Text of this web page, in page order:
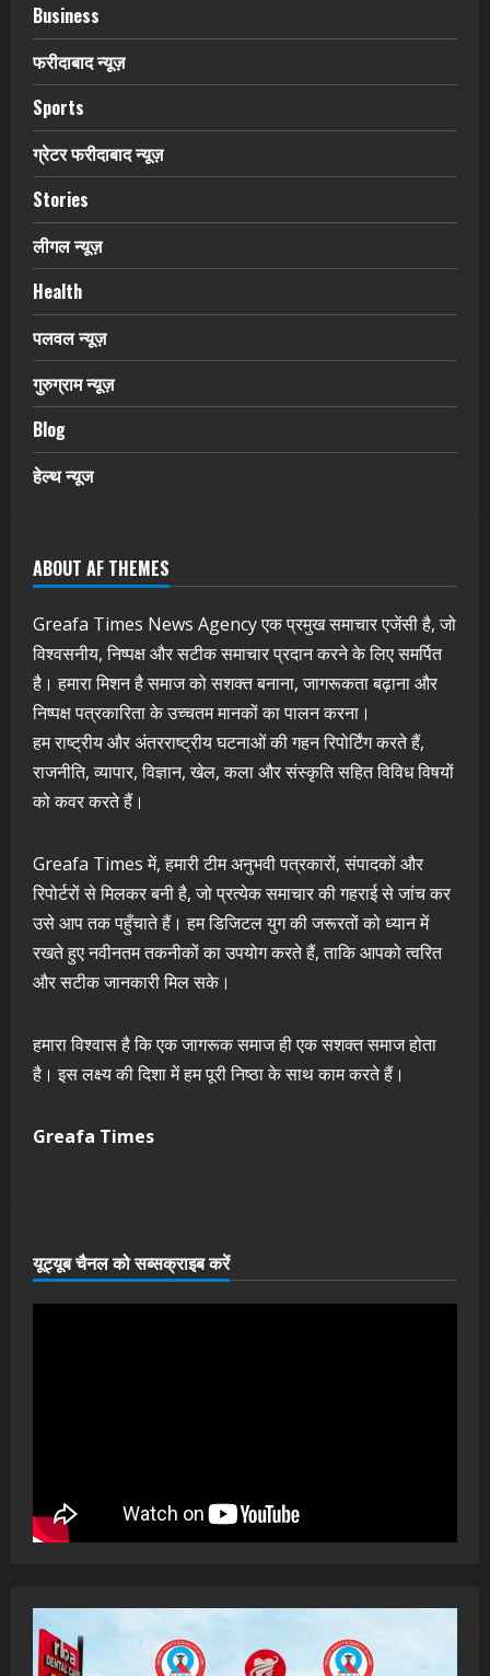
Business
फरीदाबाद न्यूज़
Sports
ग्रेटर फरीदाबाद न्यूज़
Stories
लीगल न्यूज़
Health
पलवल न्यूज़
गुरुग्राम न्यूज़
Blog
हेल्थ न्यूज
ABOUT AF THEMES
Greafa Times News Agency एक प्रमुख समाचार एजेंसी है, जो
विश्वसनीय, निष्पक्ष और सटीक समाचार प्रदान करने के लिए समर्पित
है। हमारा मिशन है समाज को सशक्त बनाना, जागरूकता बढ़ाना और
निष्पक्ष पत्रकारिता के उच्चतम मानकों का पालन करना।
हम राष्ट्रीय और अंतरराष्ट्रीय घटनाओं की गहन रिपोर्टिंग करते हैं,
राजनीति, व्यापार, विज्ञान, खेल, कला और संस्कृति सहित विविध विषयों
को कवर करते हैं।
Greafa Times में, हमारी टीम अनुभवी पत्रकारों, संपादकों और
रिपोर्टरों से मिलकर बनी है, जो प्रत्येक समाचार की गहराई से जांच कर
उसे आप तक पहुँचाते हैं। हम डिजिटल युग की जरूरतों को ध्यान में
रखते हुए नवीनतम तकनीकों का उपयोग करते हैं, ताकि आपको त्वरित
और सटीक जानकारी मिल सके।
हमारा विश्वास है कि एक जागरूक समाज ही एक सशक्त समाज होता
है। इस लक्ष्य की दिशा में हम पूरी निष्ठा के साथ काम करते हैं।
Greafa Times
यूट्यूब चैनल को सब्सक्राइब करें